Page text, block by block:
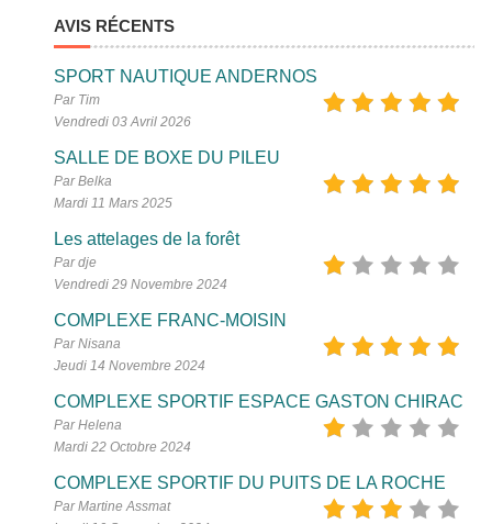
AVIS RÉCENTS
SPORT NAUTIQUE ANDERNOS
Par Tim
Vendredi 03 Avril 2026
SALLE DE BOXE DU PILEU
Par Belka
Mardi 11 Mars 2025
Les attelages de la forêt
Par dje
Vendredi 29 Novembre 2024
COMPLEXE FRANC-MOISIN
Par Nisana
Jeudi 14 Novembre 2024
COMPLEXE SPORTIF ESPACE GASTON CHIRAC
Par Helena
Mardi 22 Octobre 2024
COMPLEXE SPORTIF DU PUITS DE LA ROCHE
Par Martine Assmat